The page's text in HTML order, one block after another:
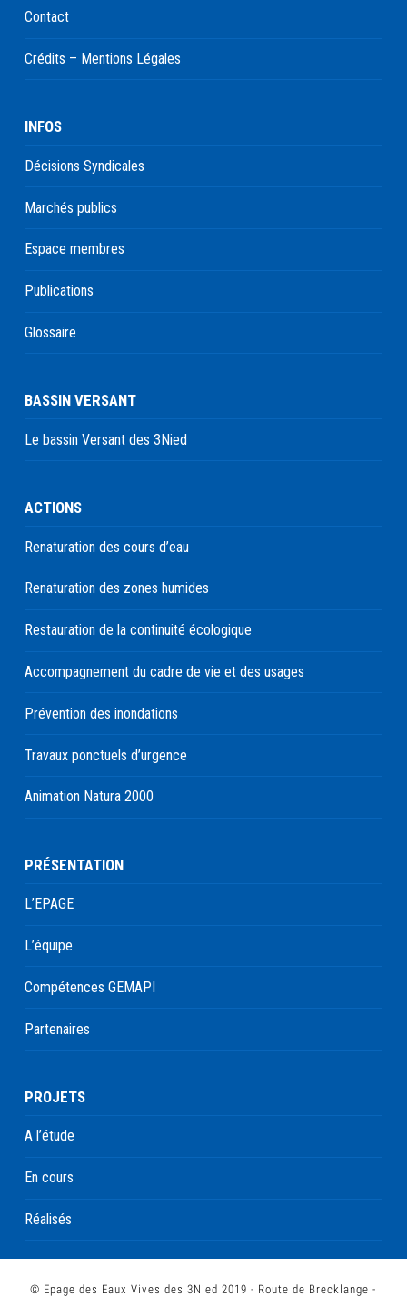
Contact
Crédits – Mentions Légales
INFOS
Décisions Syndicales
Marchés publics
Espace membres
Publications
Glossaire
BASSIN VERSANT
Le bassin Versant des 3Nied
ACTIONS
Renaturation des cours d’eau
Renaturation des zones humides
Restauration de la continuité écologique
Accompagnement du cadre de vie et des usages
Prévention des inondations
Travaux ponctuels d’urgence
Animation Natura 2000
PRÉSENTATION
L’EPAGE
L’équipe
Compétences GEMAPI
Partenaires
PROJETS
A l’étude
En cours
Réalisés
© Epage des Eaux Vives des 3Nied 2019 - Route de Brecklange -